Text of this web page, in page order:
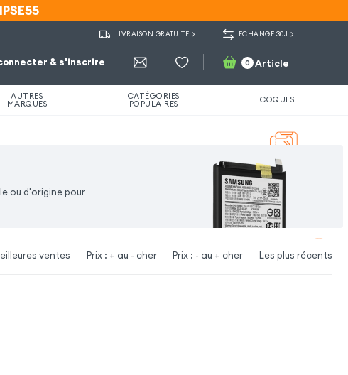
LIVRAISON GRATUITE ECHANGE 30J
& s'inscrire 0 Article
AUTRES
MARQUES
CATÉGORIES
POPULAIRES COQUES
ou d'origine pour
ventes Prix : + au - cher Prix : - au + cher Les plus récents